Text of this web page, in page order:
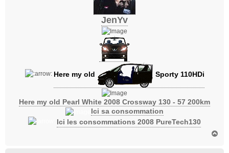
JenYv
Here my old Sporty 110HDi
Here my old Pearl White 2008 Crossway 130 - 57 200km
Ici sa consommation
Ici les consommations 2008 PureTech130